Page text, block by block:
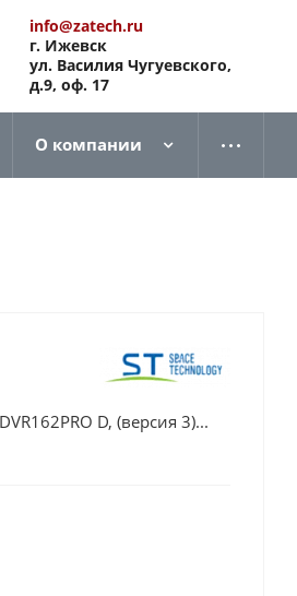
info@zatech.ru
г. Ижевск
ул. Василия Чугуевского,
д.9, оф. 17
О компании
D, (версия 3)...